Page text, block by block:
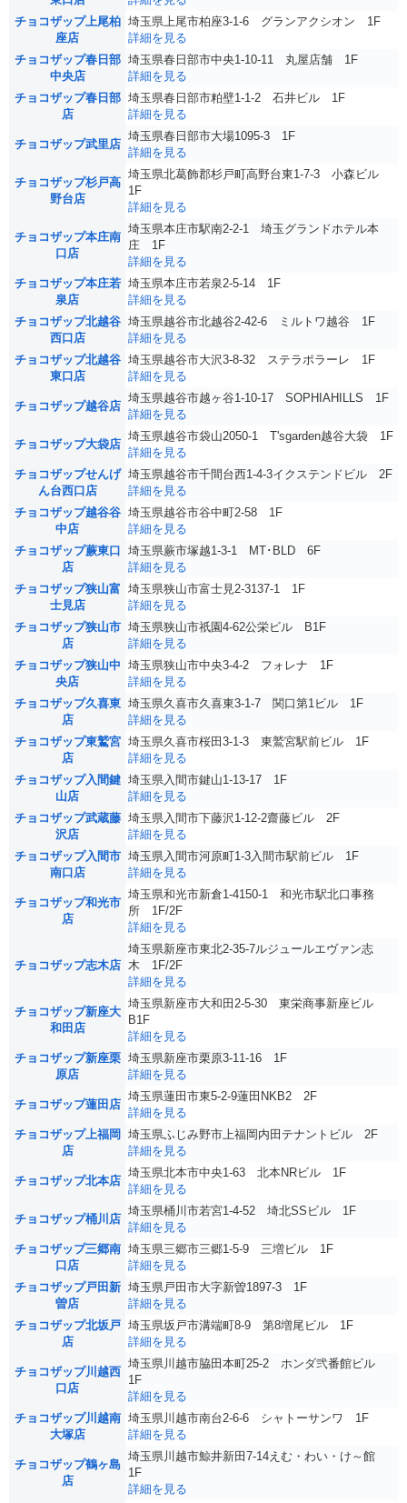
チョコザップ上尾柏
座店
埼玉県上尾市柏座3-1-6 グランアクシオン 1F
詳細を見る
チョコザップ春日部
中央店
埼玉県春日部市中央1-10-11 丸屋店舗 1F
詳細を見る
チョコザップ春日部
店
埼玉県春日部市粕壁1-1-2 石井ビル 1F
詳細を見る
チョコザップ武里店
埼玉県春日部市大場1095-3 1F
詳細を見る
チョコザップ杉戸高
野台店
埼玉県北葛飾郡杉戸町高野台東1-7-3 小森ビル
1F
詳細を見る
チョコザップ本庄南
口店
埼玉県本庄市駅南2-2-1 埼玉グランドホテル本
庄 1F
詳細を見る
チョコザップ本庄若
泉店
埼玉県本庄市若泉2-5-14 1F
詳細を見る
チョコザップ北越谷
西口店
埼玉県越谷市北越谷2-42-6 ミルトワ越谷 1F
詳細を見る
チョコザップ北越谷
東口店
埼玉県越谷市大沢3-8-32 ステラポラーレ 1F
詳細を見る
チョコザップ越谷店
埼玉県越谷市越ヶ谷1-10-17 SOPHIAHILLS 1F
詳細を見る
チョコザップ大袋店
埼玉県越谷市袋山2050-1 T'sgarden越谷大袋 1F
詳細を見る
チョコザップせんげ
ん台西口店
埼玉県越谷市千間台西1-4-3イクステンドビル 2F
詳細を見る
チョコザップ越谷谷
中店
埼玉県越谷市谷中町2-58 1F
詳細を見る
チョコザップ蕨東口
店
埼玉県蕨市塚越1-3-1 MT･BLD 6F
詳細を見る
チョコザップ狭山富
士見店
埼玉県狭山市富士見2-3137-1 1F
詳細を見る
チョコザップ狭山市
店
埼玉県狭山市祇園4-62公栄ビル B1F
詳細を見る
チョコザップ狭山中
央店
埼玉県狭山市中央3-4-2 フォレナ 1F
詳細を見る
チョコザップ久喜東
店
埼玉県久喜市久喜東3-1-7 関口第1ビル 1F
詳細を見る
チョコザップ東鷲宮
店
埼玉県久喜市桜田3-1-3 東鷲宮駅前ビル 1F
詳細を見る
チョコザップ入間鍵
山店
埼玉県入間市鍵山1-13-17 1F
詳細を見る
チョコザップ武蔵藤
沢店
埼玉県入間市下藤沢1-12-2齋藤ビル 2F
詳細を見る
チョコザップ入間市
南口店
埼玉県入間市河原町1-3入間市駅前ビル 1F
詳細を見る
チョコザップ和光市
店
埼玉県和光市新倉1-4150-1 和光市駅北口事務
所 1F/2F
詳細を見る
チョコザップ志木店
埼玉県新座市東北2-35-7ルジュールエヴァン志
木 1F/2F
詳細を見る
チョコザップ新座大
和田店
埼玉県新座市大和田2-5-30 東栄商事新座ビル
B1F
詳細を見る
チョコザップ新座栗
原店
埼玉県新座市栗原3-11-16 1F
詳細を見る
チョコザップ蓮田店
埼玉県蓮田市東5-2-9蓮田NKB2 2F
詳細を見る
チョコザップ上福岡
店
埼玉県ふじみ野市上福岡内田テナントビル 2F
詳細を見る
チョコザップ北本店
埼玉県北本市中央1-63 北本NRビル 1F
詳細を見る
チョコザップ桶川店
埼玉県桶川市若宮1-4-52 埼北SSビル 1F
詳細を見る
チョコザップ三郷南
口店
埼玉県三郷市三郷1-5-9 三増ビル 1F
詳細を見る
チョコザップ戸田新
曽店
埼玉県戸田市大字新曽1897-3 1F
詳細を見る
チョコザップ北坂戸
店
埼玉県坂戸市溝端町8-9 第8増尾ビル 1F
詳細を見る
チョコザップ川越西
口店
埼玉県川越市脇田本町25-2 ホンダ弐番館ビル
1F
詳細を見る
チョコザップ川越南
大塚店
埼玉県川越市南台2-6-6 シャトーサンワ 1F
詳細を見る
チョコザップ鶴ヶ島
店
埼玉県川越市鯨井新田7-14えむ・わい・け～館
1F
詳細を見る